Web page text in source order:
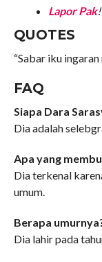
Lapor Pak!
QUOTES
“Sabar iku
FAQ
Siapa Dara
Dia adalah
Apa yang
Dia terkenal
umum.
Berapa
Dia lahir pada